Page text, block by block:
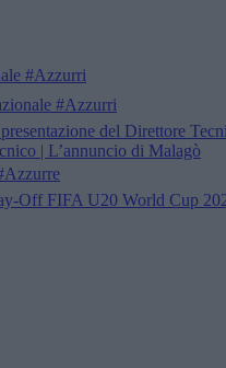
#Azzurri
#Azzurri
del Direttore
| L’annuncio di Malagò
Off FIFA U20 World Cup